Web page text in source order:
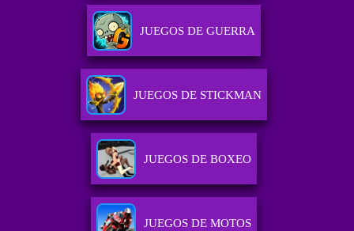
JUEGOS DE GUERRA
JUEGOS DE STICKMAN
JUEGOS DE BOXEO
JUEGOS DE MOTOS